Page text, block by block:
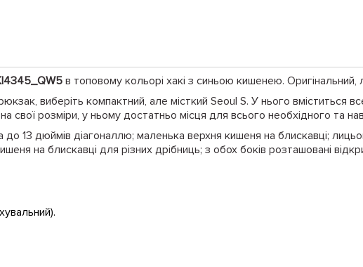
в топовому кольорі хакі з синьою кишенею. Оригінальний,
виберіть компактний, але місткий Seoul S. У нього вміститься
розміри, у ньому достатньо місця для всього необхідного та
до 13 дюймів діагоналлю; маленька верхня кишеня на блискавці;
на блискавці для різних дрібниць; з обох боків розташовані